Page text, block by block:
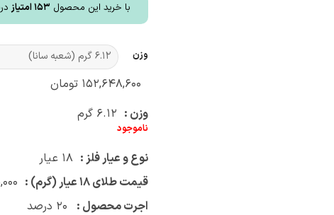
با خرید این محصول 153امتیاز
وزن
۱۵۲,۶۴۸,۶۰۰ تومان
وزن : ۶.۱۲ گرم
ناموجود
نوع و عیار فلز : ۱۸ عیار
قیمت طلای ۱۸ عیار (گرم) :
اجرت محصول :
۲۰ درصد